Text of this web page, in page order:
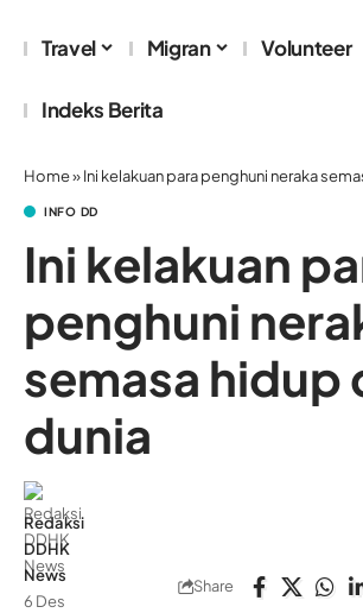
Travel Migran Volunteer
Indeks Berita
Home»Ini kelakuan para penghuni neraka
INFO DD
Ini kelakuan
penghuni
semasa hidup
dunia
Redaksi
DDHK
News
6 Des
Share